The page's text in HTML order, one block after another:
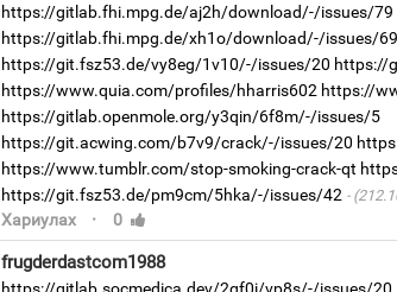
https://gitlab.fhi.mpg.de/aj2h/download/-/issues/79
https://gitlab.fhi.mpg.de/xh1o/download/-/issues/69
https://git.fsz53.de/vy8eg/1v10/-/issues/20 https://
https://www.quia.com/profiles/hharris602 https://
https://gitlab.openmole.org/y3qin/6f8m/-/issues/5
https://git.acwing.com/b7v9/crack/-/issues/20
https://www.tumblr.com/stop-smoking-crack-qt
https://git.fsz53.de/pm9cm/5hka/-/issues/42
Хариулах · 0
frugderdastcom1988
https://gitlab.socmedica.dev/2gf0i/vp8s/-/issues/20